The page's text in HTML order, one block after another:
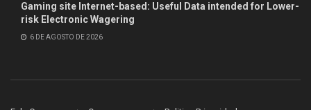
Gaming site Internet-based: Useful Data intended for Lower-
risk Electronic Wagering
6 DE AGOSTO DE 2026